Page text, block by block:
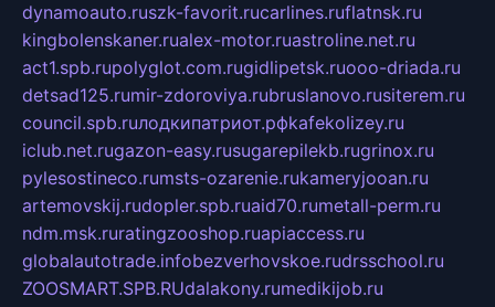
dynamoauto.ruszk-favorit.rucarlines.ruflatnsk.ru
kingbolenskaner.rualex-motor.ruastroline.net.ru
act1.spb.rupolyglot.com.rugidlipetsk.ruooo-driada.ru
detsad125.rumir-zdoroviya.rubruslanovo.rusiterem.ru
council.spb.ruлодкипатриот.рфkafekolizey.ru
iclub.net.rugazon-easy.rusugarepilekb.rugrinox.ru
pylesostineco.rumsts-ozarenie.rukameryjooan.ru
artemovskij.rudopler.spb.ruaid70.rumetall-perm.ru
ndm.msk.ruratingzooshop.ruapiaccess.ru
globalautotrade.infobezverhovskoe.rudrsschool.ru
ZOOSMART.SPB.RUdalakony.rumedikijob.ru